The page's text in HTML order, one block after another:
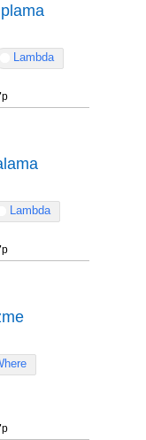
Lambda
p
Lambda
p
p